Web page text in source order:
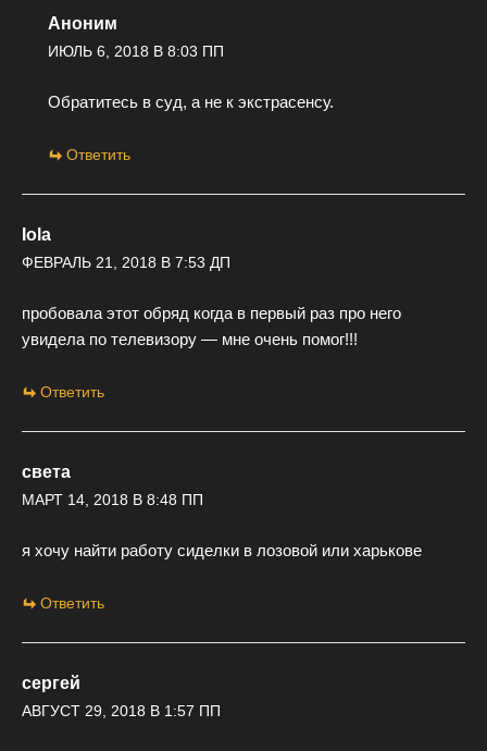
Аноним
ИЮЛЬ 6, 2018 В 8:03 ПП
Обратитесь в суд, а не к экстрасенсу.
Ответить
Iola
ФЕВРАЛЬ 21, 2018 В 7:53 ДП
пробовала этот обряд когда в первый раз про него
увидела по телевизору — мне очень помог!!!
Ответить
света
МАРТ 14, 2018 В 8:48 ПП
я хочу найти работу сиделки в лозовой или харькове
Ответить
сергей
АВГУСТ 29, 2018 В 1:57 ПП